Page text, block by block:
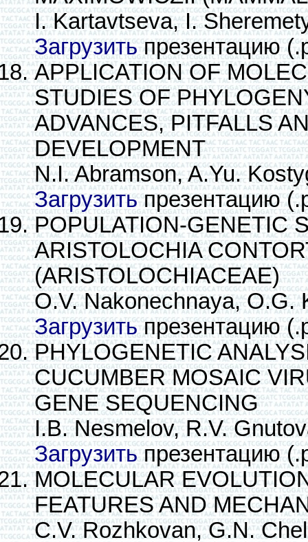
I. Kartavtseva, I.
Загрузитьпрезентацию
APPLICATION OF
STUDIES OF
ADVANCES, PITFALLS
DEVELOPMENT
N.I. Abramson, A.Yu.
Загрузитьпрезентацию
POPULATION-GENETIC
ARISTOLOCHIA
(ARISTOLOCHIACEAE)
O.V. Nakonechnaya, O.G.
Загрузитьпрезентацию
PHYLOGENETIC
CUCUMBER MOSAIC
GENE SEQUENCING
I.B. Nesmelov, R.V.
Загрузитьпрезентацию
MOLECULAR
FEATURES AND
C.V. Rozhkovan, G.N.